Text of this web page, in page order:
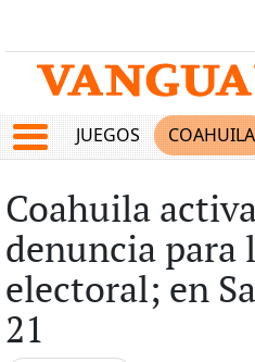
JUEGOS COAHUILA
Coahuila
denuncia para
electoral; en
21